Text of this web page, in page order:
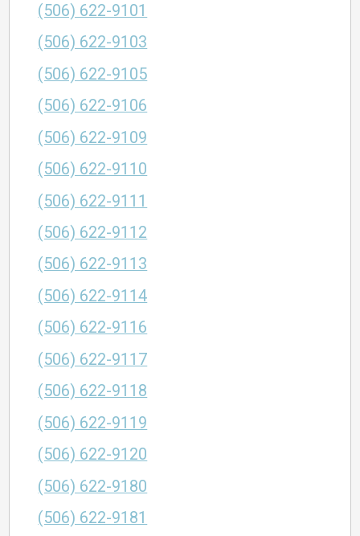
(506) 622-9101
(506) 622-9103
(506) 622-9105
(506) 622-9106
(506) 622-9109
(506) 622-9110
(506) 622-9111
(506) 622-9112
(506) 622-9113
(506) 622-9114
(506) 622-9116
(506) 622-9117
(506) 622-9118
(506) 622-9119
(506) 622-9120
(506) 622-9180
(506) 622-9181